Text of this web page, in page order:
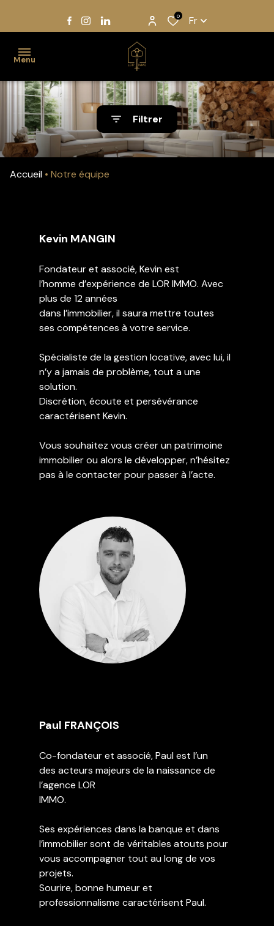
0 Fr
Menu
Accueil
Acheter
Louer
équipe
Contact
Filtrer
Accueil Notre équipe
Kevin MANGIN
Fondateur et associé, Kevin est
l’homme d’expérience de LOR IMMO. Avec
plus de 12 années
dans l’immobilier, il saura mettre toutes
ses compétences à votre service.
Spécialiste de la gestion locative, avec lui, il
n’y a jamais de problème, tout a une
solution.
Discrétion, écoute et persévérance
caractérisent Kevin.
Vous souhaitez vous créer un patrimoine
immobilier ou alors le développer, n’hésitez
pas à le contacter pour passer à l’acte.
Paul FRANÇOIS
Co-fondateur et associé, Paul est l’un
des acteurs majeurs de la naissance de
l’agence LOR
IMMO.
Ses expériences dans la banque et dans
l’immobilier sont de véritables atouts pour
vous accompagner tout au long de vos
projets.
Sourire, bonne humeur et
professionnalisme caractérisent Paul.